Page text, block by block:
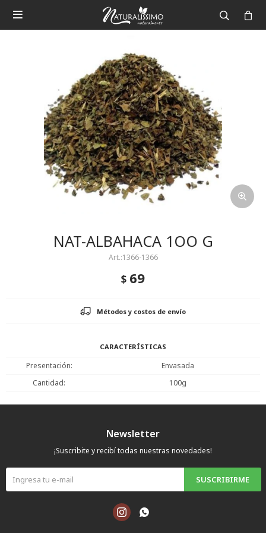

NAT-ALBAHACA 1OO G
1366-1366
$ 69
Métodos y costos de envío
CARACTERÍSTICAS
Presentación
Envasada
Cantidad
100g
Newsletter
¡Suscribite y recibí todas nuestras novedades!
SUSCRIBIRME
 